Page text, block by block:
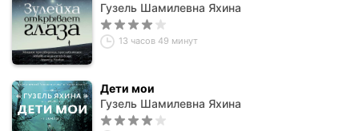
Гузель Шамилевна Яхина
13 часов 49 минут
Дети мои
Гузель Шамилевна Яхина